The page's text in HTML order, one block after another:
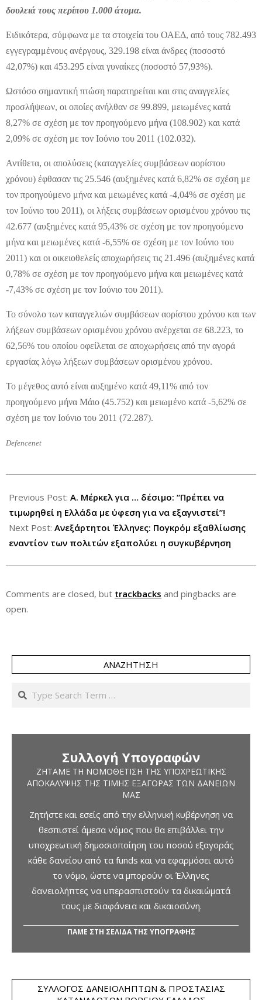
δουλειά τους περίπου 1.000 άτομα.
Ειδικότερα, σύμφωνα με τα στοιχεία του ΟΑΕΔ, από τους 782.493
εγγεγραμμένους ανέργους, 329.198 είναι άνδρες (ποσοστό
42,07%) και 453.295 είναι γυναίκες (ποσοστό 57,93%).
Ωστόσο σημαντική πτώση παρατηρείται και στις αναγγελίες
προσλήψεων, οι οποίες ανήλθαν σε 99.899, μειωμένες κατά
8,27% σε σχέση με τον προηγούμενο μήνα (108.902) και κατά
2,09% σε σχέση με τον Ιούνιο του 2011 (102.032).
Αντίθετα, οι απολύσεις (καταγγελίες συμβάσεων αορίστου
χρόνου) έφθασαν τις 25.546 (αυξημένες κατά 6,82% σε σχέση με
τον προηγούμενο μήνα και μειωμένες κατά -4,04% σε σχέση με
τον Ιούνιο του 2011), οι λήξεις συμβάσεων ορισμένου χρόνου τις
42.677 (αυξημένες κατά 95,43% σε σχέση με τον προηγούμενο
μήνα και μειωμένες κατά -6,55% σε σχέση με τον Ιούνιο του
2011) και οι οικειοθελείς αποχωρήσεις τις 21.496 (αυξημένες κατά
0,78% σε σχέση με τον προηγούμενο μήνα και μειωμένες κατά
-7,43% σε σχέση με τον Ιούνιο του 2011).
Το σύνολο των καταγγελιών συμβάσεων αορίστου χρόνου και των
λήξεων συμβάσεων ορισμένου χρόνου ανέρχεται σε 68.223, το
62,56% του οποίου οφείλεται σε αποχωρήσεις από την αγορά
εργασίας λόγω λήξεων συμβάσεων ορισμένου χρόνου.
Το μέγεθος αυτό είναι αυξημένο κατά 49,11% από τον
προηγούμενο μήνα Μάιο (45.752) και μειωμένο κατά -5,62% σε
σχέση με τον Ιούνιο του 2011 (72.287).
Defencenet
07-
17
Previous Post: Α. Μέρκελ για … δέσιμο: “Πρέπει να
τιμωρηθεί η Ελλάδα με ύφεση για να εξαγνιστεί”!
Next Post: Ανεξάρτητοι Έλληνες: Πογκρόμ εξαθλίωσης
εναντίον των πολιτών εξαπολύει η συγκυβέρνηση
Comments are closed, but trackbacks and pingbacks are
open.
ΑΝΑΖΉΤΗΣΗ
Search
Συλλογή Υπογραφών
ΖΗΤΆΜΕ ΤΗ ΝΟΜΟΘΈΤΙΣΗ ΤΗΣ ΥΠΟΧΡΕΩΤΙΚΉΣ
ΑΠΟΚΆΛΥΨΗΣ ΤΗΣ ΤΙΜΉΣ ΕΞΑΓΟΡΆΣ ΤΩΝ ΔΑΝΕΊΩΝ
ΜΑΣ
Ζητήστε και εσείς από την ελληνική κυβέρνηση να
θεσπιστεί άμεσα νόμος που θα επιβάλλει την
υποχρεωτική δημοσιοποίηση του ποσού εξαγοράς
κάθε δανείου από τα funds και να εφαρμόσει αυτό
το νόμο, ώστε να μπορούν οι Έλληνες
δανειολήπτες να υπερασπιστούν τα δικαιώματά
τους με διαφάνεια και δικαιοσύνη.
ΠΑΜΕ ΣΤΗ ΣΕΛΙΔΑ ΤΗΣ ΥΠΟΓΡΑΦΗΣ
ΣΎΛΛΟΓΟΣ ΔΑΝΕΙΟΛΗΠΤΏΝ & ΠΡΟΣΤΑΣΊΑΣ